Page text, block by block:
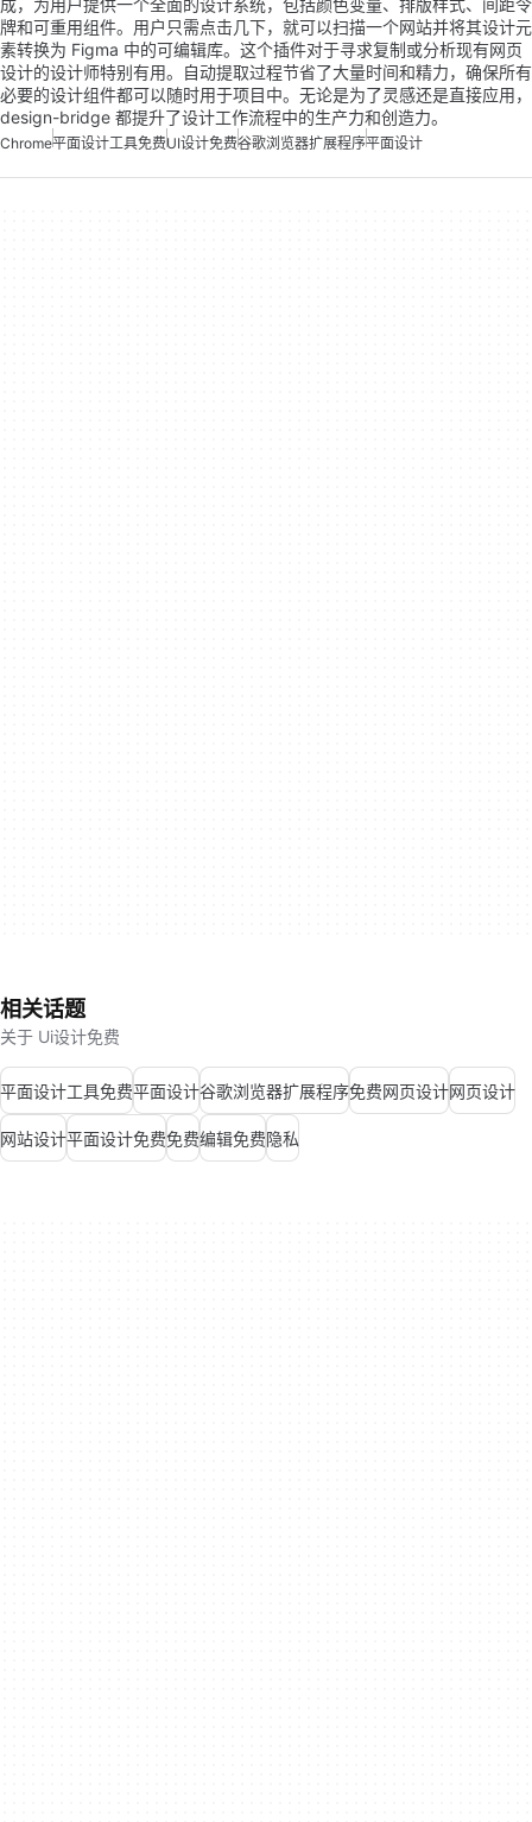
成，为用户提供一个全面的设计系统，包括颜色变量、排版样式、间距令
牌和可重用组件。用户只需点击几下，就可以扫描一个网站并将其设计元
素转换为 Figma 中的可编辑库。这个插件对于寻求复制或分析现有网页
设计的设计师特别有用。自动提取过程节省了大量时间和精力，确保所有
必要的设计组件都可以随时用于项目中。无论是为了灵感还是直接应用，
design-bridge 都提升了设计工作流程中的生产力和创造力。
Chrome平面设计工具免费UI设计免费谷歌浏览器扩展程序平面设计
相关话题
关于 Ui设计免费
平面设计工具免费平面设计谷歌浏览器扩展程序免费网页设计网页设计
网站设计平面设计免费免费编辑免费隐私